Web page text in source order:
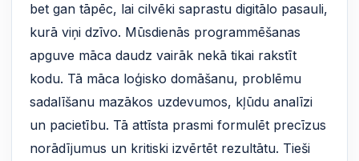
bet gan tāpēc, lai cilvēki saprastu digitālo pasauli,
kurā viņi dzīvo. Mūsdienās programmēšanas
apguve māca daudz vairāk nekā tikai rakstīt
kodu. Tā māca loģisko domāšanu, problēmu
sadalīšanu mazākos uzdevumos, kļūdu analīzi
un pacietību. Tā attīsta prasmi formulēt precīzus
norādījumus un kritiski izvērtēt rezultātu. Tieši